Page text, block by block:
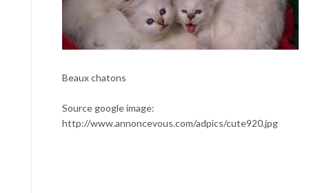
Beaux chatons
Source google image:
http://www.annoncevous.com/adpics/cute920.jpg